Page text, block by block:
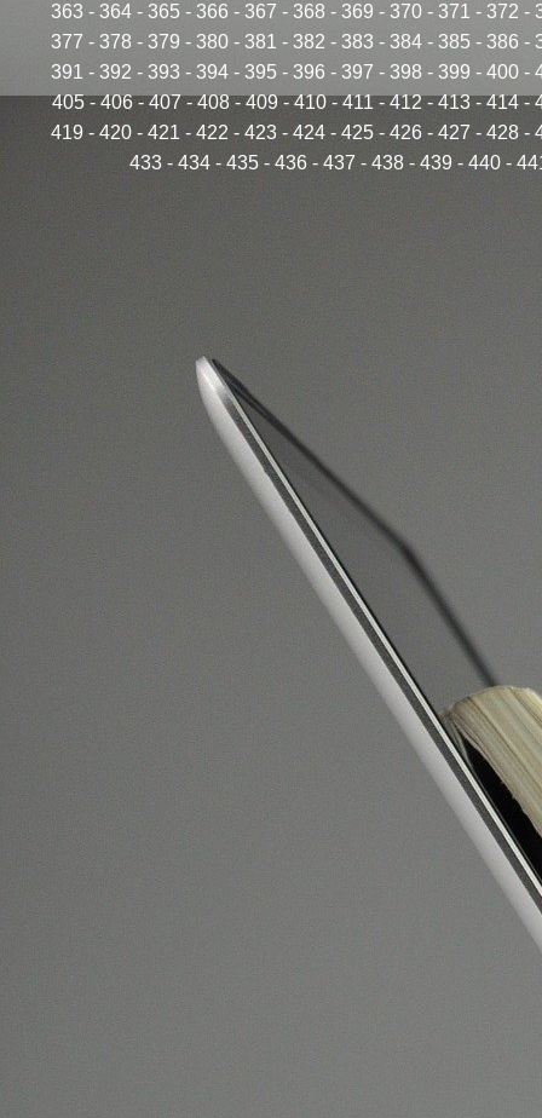
363 - 364 - 365 - 366 - 367 - 368 - 369 - 370 - 371 - 372 -
377 - 378 - 379 - 380 - 381 - 382 - 383 - 384 - 385 - 386 -
391 - 392 - 393 - 394 - 395 - 396 - 397 - 398 - 399 - 400 -
405-406-407-408-409-410-411-412-413-414-
419 - 420 - 421 - 422 - 423 - 424 - 425 - 426 - 427 - 428 -
433- 434- 435- 436- 437 - 438- 439 - 440-